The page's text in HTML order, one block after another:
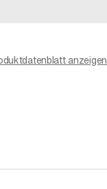
anzeigen